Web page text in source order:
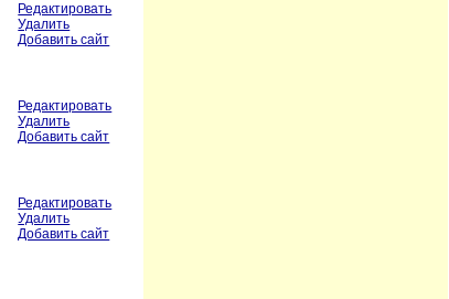
Редактировать
Удалить
Добавить сайт
Редактировать
Удалить
Добавить сайт
Редактировать
Удалить
Добавить сайт